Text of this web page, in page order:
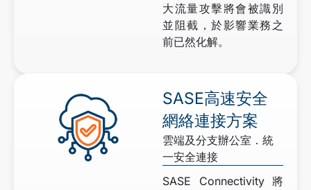
大流量攻擊將會被識別
並阻截，於影響業務之
前已然化解。
SASE高速安全
網絡連接方案
雲端及分支辦公室．統
一安全連接
SASE Connectivity 將